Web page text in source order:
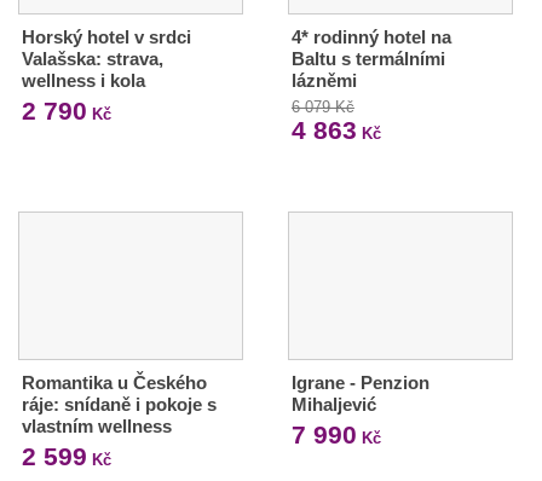
Horský hotel v srdci
Valašska: strava,
wellness i kola
2 790 Kč
4* rodinný hotel na
Baltu s termálními
lázněmi
6 079 Kč
4 863 Kč
Romantika u Českého
ráje: snídaně i pokoje s
vlastním wellness
2 599 Kč
Igrane - Penzion
Mihaljević
7 990 Kč